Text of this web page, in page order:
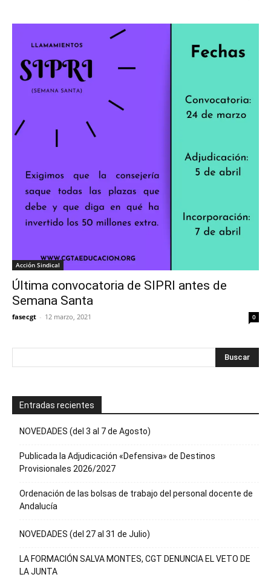
Acción Sindical
Última convocatoria de SIPRI antes de
Semana Santa
fasecgt - 12 marzo, 2021 0
Entradas recientes
NOVEDADES (del 3 al 7 de Agosto)
Publicada la Adjudicación «Defensiva» de Destinos
Provisionales 2026/2027
Ordenación de las bolsas de trabajo del personal docente de
Andalucía
NOVEDADES (del 27 al 31 de Julio)
LA FORMACIÓN SALVA MONTES, CGT DENUNCIA EL VETO DE
LA JUNTA